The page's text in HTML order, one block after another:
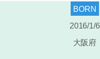
BORN
2016/1/6
大阪府